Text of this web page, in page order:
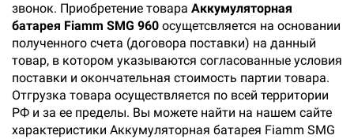
звонок. Приобретение товара Аккумуляторная
батарея Fiamm SMG 960 осущетсвляется на основании
полученного счета (договора поставки) на данный
товар, в котором указываются согласованные условия
поставки и окончательная стоимость партии товара.
Отгрузка товара осуществляется по всей территории
РФ и за ее пределы. Вы можете найти на нашем сайте
характеристики Аккумуляторная батарея Fiamm SMG